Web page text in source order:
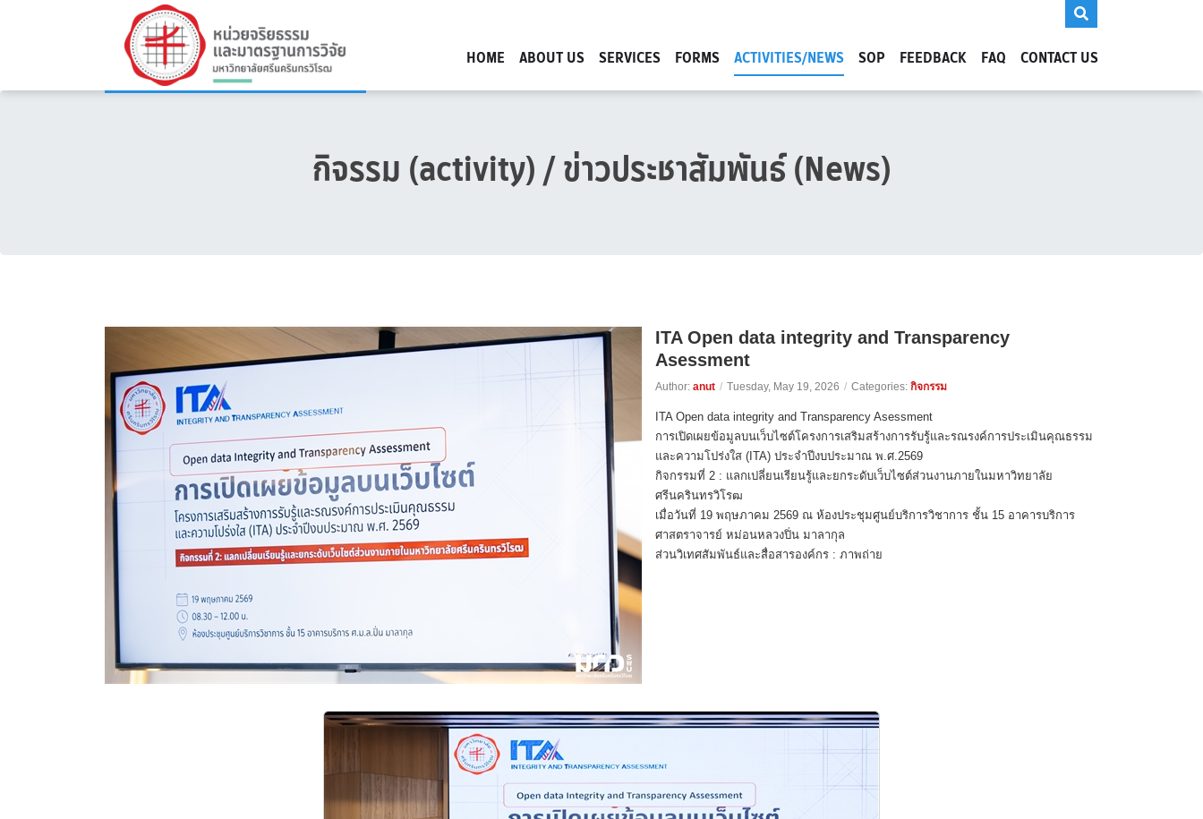
HOME ABOUT US SERVICES FORMS ACTIVITIES/NEWS SOP FEEDBACK FAQ CONTACT US
กิจรรม (activity) / ข่าวประชาสัมพันธ์ (News)
ITA Open data integrity and Transparency
Asessment
Author: anut / Tuesday, May 19, 2026 / Categories: กิจกรรม
ITA Open data integrity and Transparency Asessment
การเปิดเผยข้อมูลบนเว็บไซต์โครงการเสริมสร้างการรับรู้และรณรงค์การประเมินคุณธรรม
และความโปร่งใส (ITA) ประจำปีงบประมาณ พ.ศ.2569
กิจกรรมที่ 2 : แลกเปลี่ยนเรียนรู้และยกระดับเว็บไซต์ส่วนงานภายในมหาวิทยาลัย
ศรีนครินทรวิโรฒ
เมื่อวันที่ 19 พฤษภาคม 2569 ณ ห้องประชุมศูนย์บริการวิชาการ ชั้น 15 อาคารบริการ
ศาสตราจารย์ หม่อนหลวงปิ่น มาลากุล
ส่วนวิเทศสัมพันธ์และสื่อสารองค์กร : ภาพถ่าย